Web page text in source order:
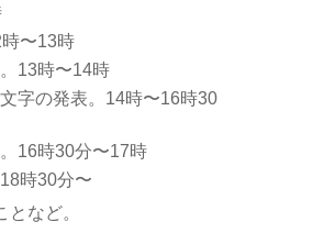
〜13時
13時〜14時
字の発表。14時〜16時30
16時30分〜17時
時30分〜
など。